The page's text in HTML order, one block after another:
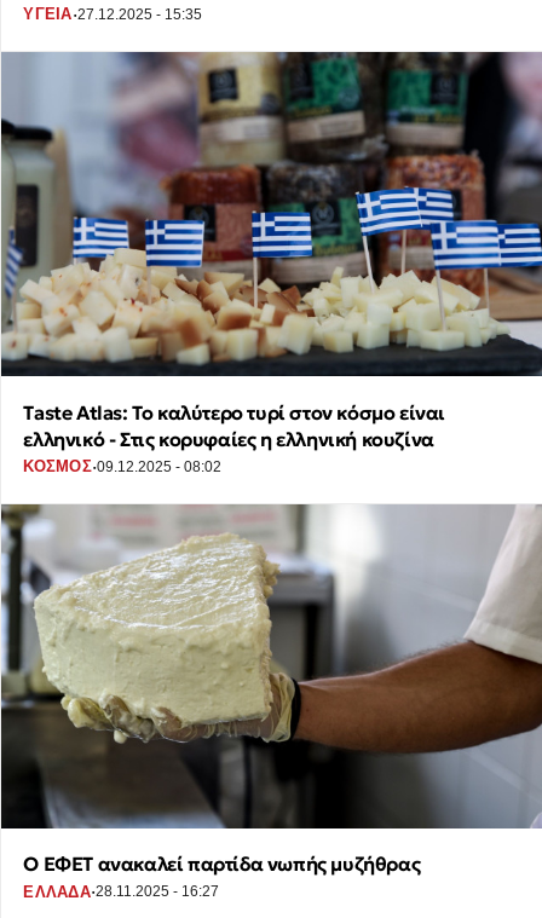
ΥΓΕΙΑ·27.12.2025 - 15:35
Taste Atlas: Το καλύτερο τυρί στον κόσμο είναι
ελληνικό - Στις κορυφαίες η ελληνική κουζίνα
ΚΟΣΜΟΣ·09.12.2025 - 08:02
Ο ΕΦΕΤ ανακαλεί παρτίδα νωπής μυζήθρας
ΕΛΛΑΔΑ·28.11.2025 - 16:27